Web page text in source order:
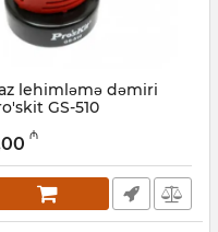
lehimləmə dəmiri
GS-510
027001069
₼